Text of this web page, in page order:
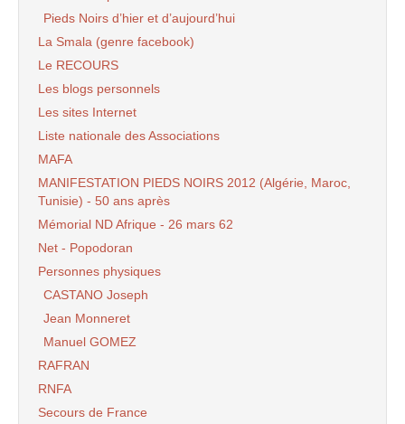
Pieds Noirs d’hier et d’aujourd’hui
La Smala (genre facebook)
Le RECOURS
Les blogs personnels
Les sites Internet
Liste nationale des Associations
MAFA
MANIFESTATION PIEDS NOIRS 2012 (Algérie, Maroc,
Tunisie) - 50 ans après
Mémorial ND Afrique - 26 mars 62
Net - Popodoran
Personnes physiques
CASTANO Joseph
Jean Monneret
Manuel GOMEZ
RAFRAN
RNFA
Secours de France